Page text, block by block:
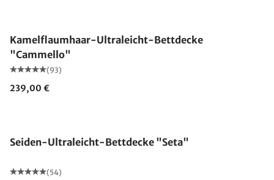
Kamelflaumhaar-Ultraleicht-Bettdecke
"Cammello"
(93)
239,00 €
Seiden-Ultraleicht-Bettdecke "Seta"
(54)